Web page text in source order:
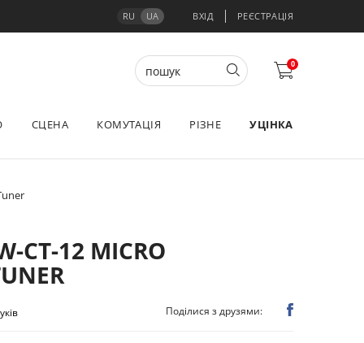
RU UA ВХІД РЕЄСТРАЦІЯ
0
СЦЕНА КОМУТАЦІЯ РІЗНЕ УЦІНКА
CT-12 MICRO
Поділися з друзями: